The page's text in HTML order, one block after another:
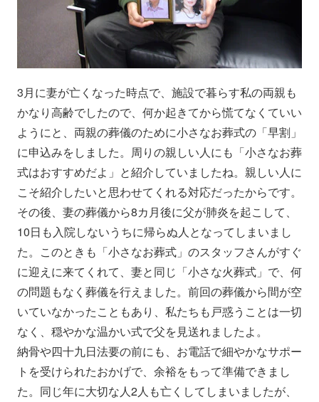
3月に妻が亡くなった時点で、施設で暮らす私の両親も
かなり高齢でしたので、何か起きてから慌てなくていい
ようにと、両親の葬儀のために小さなお葬式の「早割」
に申込みをしました。周りの親しい人にも「小さなお葬
式はおすすめだよ」と紹介していましたね。親しい人に
こそ紹介したいと思わせてくれる対応だったからです。
その後、妻の葬儀から8カ月後に父が肺炎を起こして、
10日も入院しないうちに帰らぬ人となってしまいまし
た。このときも「小さなお葬式」のスタッフさんがすぐ
に迎えに来てくれて、妻と同じ「小さな火葬式」で、何
の問題もなく葬儀を行えました。前回の葬儀から間が空
いていなかったこともあり、私たちも戸惑うことは一切
なく、穏やかな温かい式で父を見送れましたよ。
納骨や四十九日法要の前にも、お電話で細やかなサポー
トを受けられたおかげで、余裕をもって準備できまし
た。同じ年に大切な人2人も亡くしてしまいましたが、